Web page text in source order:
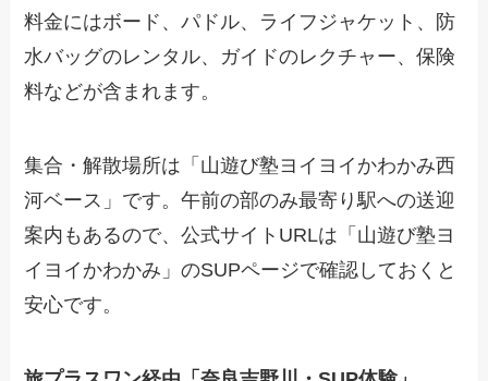
料金にはボード、パドル、ライフジャケット、防
水バッグのレンタル、ガイドのレクチャー、保険
料などが含まれます。
集合・解散場所は「山遊び塾ヨイヨイかわかみ西
河ベース」です。午前の部のみ最寄り駅への送迎
案内もあるので、公式サイトURLは「山遊び塾ヨ
イヨイかわかみ」のSUPページで確認しておくと
安心です。